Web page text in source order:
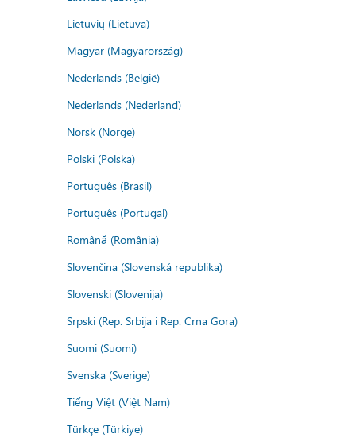
Lietuvių (Lietuva)
Magyar (Magyarország)
Nederlands (België)
Nederlands (Nederland)
Norsk (Norge)
Polski (Polska)
Português (Brasil)
Português (Portugal)
Română (România)
Slovenčina (Slovenská republika)
Slovenski (Slovenija)
Srpski (Rep. Srbija i Rep. Crna Gora)
Suomi (Suomi)
Svenska (Sverige)
Tiếng Việt (Việt Nam)
Türkçe (Türkiye)